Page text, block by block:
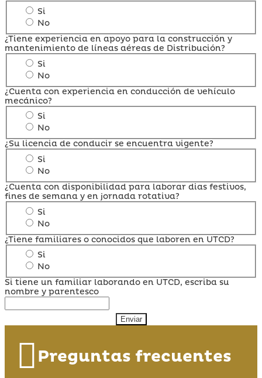
Si
No
¿Tiene experiencia en apoyo para la construcción y
mantenimiento de líneas aéreas de Distribución?
Si
No
¿Cuenta con experiencia en conducción de vehículo
mecánico?
Si
No
¿Su licencia de conducir se encuentra vigente?
Si
No
¿Cuenta con disponibilidad para laborar dias festivos,
fines de semana y en jornada rotativa?
Si
No
¿Tiene familiares o conocidos que laboren en UTCD?
Si
No
Si tiene un familiar laborando en UTCD, escriba su
nombre y parentesco
Enviar
Preguntas frecuentes